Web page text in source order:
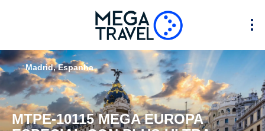
MTPE-10115 MEGA EUROPA
Madrid, Espanha